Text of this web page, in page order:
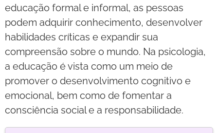
educação formal e informal, as pessoas
podem adquirir conhecimento, desenvolver
habilidades críticas e expandir sua
compreensão sobre o mundo. Na psicologia,
a educação é vista como um meio de
promover o desenvolvimento cognitivo e
emocional, bem como de fomentar a
consciência social e a responsabilidade.